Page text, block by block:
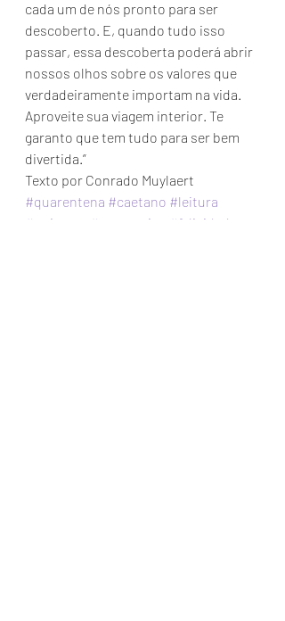
cada um de nós pronto para ser
descoberto. E, quando tudo isso
passar, essa descoberta poderá abrir
nossos olhos sobre os valores que
verdadeiramente importam na vida.
Aproveite sua viagem interior. Te
garanto que tem tudo para ser bem
divertida.”
Texto por Conrado Muylaert
#quarentena #caetano #leitura
#universo
#quarentine
#felicidade